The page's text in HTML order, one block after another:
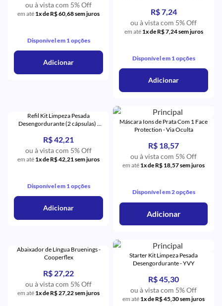
ou à vista com 5% Off
em até 1x de R$ 60,68 sem juros
Disponível em 1 opções
Adicionar
R$ 7,24
ou à vista com 5% Off
em até 1x de R$ 7,24 sem juros
Disponível em 1 opções
Adicionar
Refil Kit Limpeza Pesada
Desengordurante (2 cápsulas) -
R$ 42,21
ou à vista com 5% Off
em até 1x de R$ 42,21 sem juros
Disponível em 1 opções
Adicionar
Máscara Ions de Prata Com 1 Face
Protection - Via Oculta
R$ 18,57
ou à vista com 5% Off
em até 1x de R$ 18,57 sem juros
Disponível em 2 opções
Adicionar
Abaixador de Língua Bruenings -
Cooperflex
R$ 27,22
ou à vista com 5% Off
em até 1x de R$ 27,22 sem juros
Starter Kit Limpeza Pesada
Desengordurante - YVY
R$ 45,30
ou à vista com 5% Off
em até 1x de R$ 45,30 sem juros